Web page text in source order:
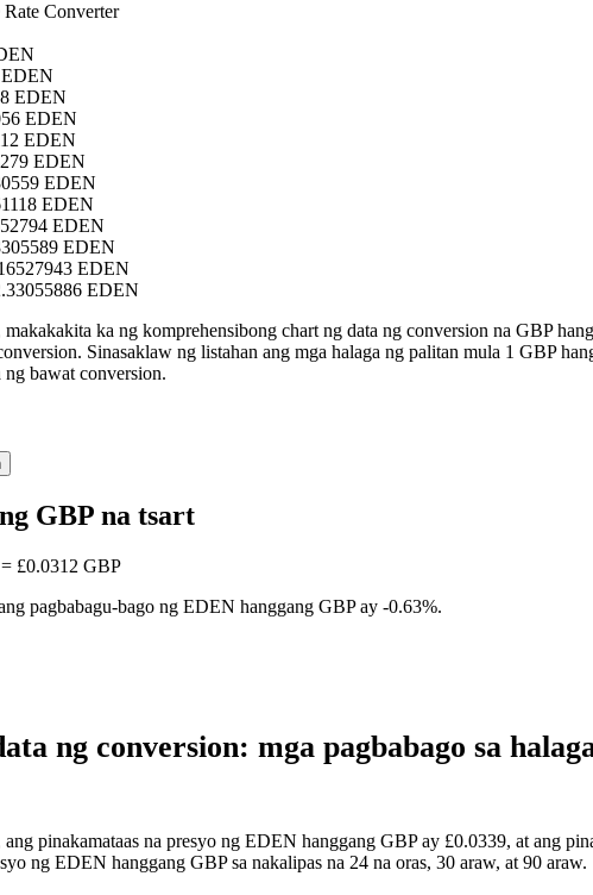
Converter
EDEN
EDEN
EDEN
EDEN
EDEN
EDEN
EDEN
EDEN
EDEN
EDEN
makakakita ka ng komprehensibong chart ng data ng conversion na GBP
Sinasaklaw ng listahan ang mga halaga ng palitan mula 1 GBP
ng bawat conversion.
GBP na tsart
£0.0312 GBP
pagbabagu-bago ng EDEN hanggang GBP ay -0.63%.
ng conversion: mga pagbabago sa
ang pinakamataas na presyo ng EDEN hanggang GBP ay £0.0339, at ang
ng EDEN hanggang GBP sa nakalipas na 24 na oras, 30 araw, at 90 araw.